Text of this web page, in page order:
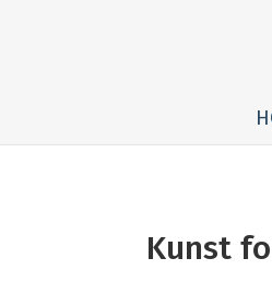
Kunst